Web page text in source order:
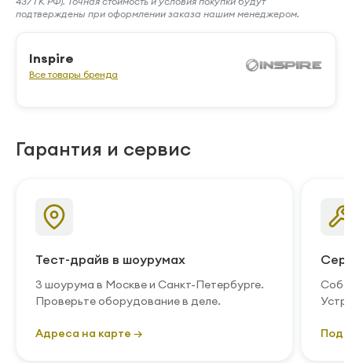
подтверждены при оформлении заказа нашим менеджером.
Inspire
Все товары бренда
Гарантия и сервис
Тест-драйв в шоурумах
3 шоурума в Москве и Санкт-Петербурге.
Проверьте оборудование в деле.
Адреса на карте →